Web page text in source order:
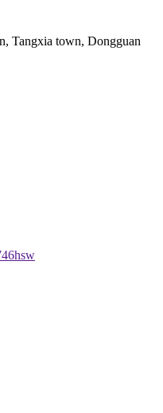
Tangxia town, Dongguan